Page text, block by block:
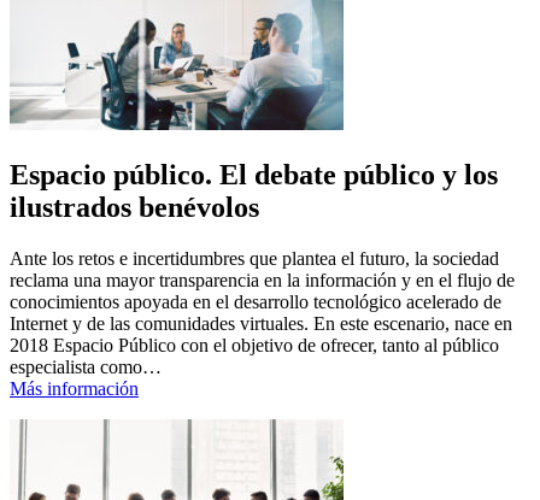
Espacio público. El debate público y los
ilustrados benévolos
Ante los retos e incertidumbres que plantea el futuro, la sociedad
reclama una mayor transparencia en la información y en el flujo de
conocimientos apoyada en el desarrollo tecnológico acelerado de
Internet y de las comunidades virtuales. En este escenario, nace en
2018 Espacio Público con el objetivo de ofrecer, tanto al público
especialista como…
Más información